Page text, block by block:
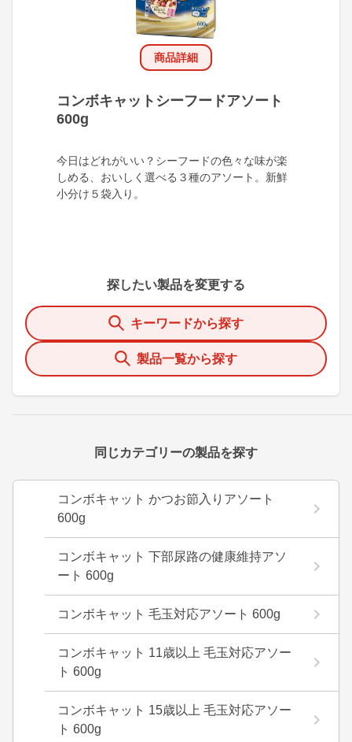
商品詳細
コンボキャットシーフードアソート
600g
今日はどれがいい？シーフードの色々な味が楽
しめる、おいしく選べる３種のアソート。新鮮
小分け５袋入り。
探したい製品を変更する
キーワードから探す
製品一覧から探す
同じカテゴリーの製品を探す
コンボキャット かつお節入りアソート
600g
コンボキャット 下部尿路の健康維持アソ
ート 600g
コンボキャット 毛玉対応アソート 600g
コンボキャット 11歳以上 毛玉対応アソー
ト 600g
コンボキャット 15歳以上 毛玉対応アソー
ト 600g